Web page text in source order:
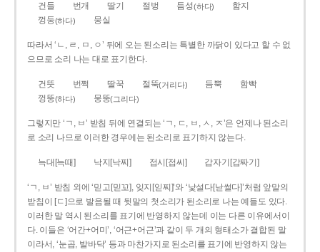
건들 번개 딸기 절벙 듬성(하다)
함지
껑둥(하다) 뭉실
따라서 ‘ㄴ, ㄹ, ㅁ, ㅇ’ 뒤에 오는 된소리는 특별한 까닭이 있다고 할 수 없
으므로 소리 나는 대로 표기한다.
건뜻 번쩍 딸꾹 절뚝(거리다) 듬뿍
함빡
껑뚱(하다) 뭉뚱(그리다)
그렇지만 ‘ㄱ, ㅂ’ 받침 뒤에 연결되는 ‘ㄱ, ㄷ, ㅂ, ㅅ, ㅈ’은 언제나 된소리
로 소리 나므로 이러한 경우에는 된소리로 표기하지 않는다.
늑대[늑때] 낙지[낙찌] 접시[접씨] 갑자기[갑짜기]
‘ㄱ, ㅂ’ 받침 외에 ‘믿고[믿꼬], 잊지[읻찌]’와 ‘낯설다[낟썰다]’처럼 앞말의
받침이 [ㄷ]으로 발음될 때 뒷말의 첫소리가 된소리로 나는 예들도 있다.
이러한 말 역시 된소리를 표기에 반영하지 않는데 이는 다른 이유에서이
다. 이들은 ‘어간+어미’, ‘어근+어근’과 같이 두 개의 형태소가 결합된 말
이라서, ‘눈곱, 발바닥’ 등과 마찬가지로 된소리를 표기에 반영하지 않는